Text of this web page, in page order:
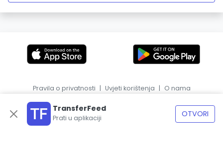
TransferFeed
Prati u aplikaciji OTVORI
Pravila o privatnosti | Uvjeti korištenja | O nama